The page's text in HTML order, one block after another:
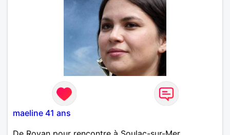
maeline 41 ans